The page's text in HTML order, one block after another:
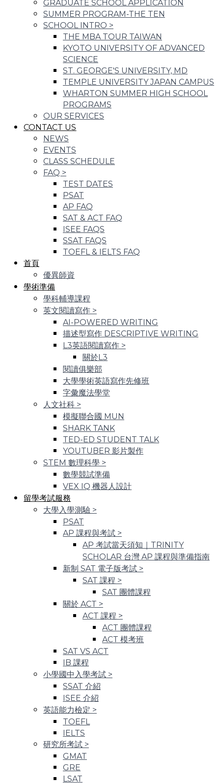
GRADUATE SCHOOL APPLICATION
SUMMER PROGRAM-THE TEN
SCHOOL INTRO >
THE MBA TOUR TAIWAN
KYOTO UNIVERSITY OF ADVANCED
SCIENCE
ST. GEORGE'S UNIVERSITY, MD
TEMPLE UNIVERSITY JAPAN CAMPUS
WHARTON SUMMER HIGH SCHOOL
PROGRAMS
OUR SERVICES
CONTACT US
NEWS
EVENTS
CLASS SCHEDULE
FAQ >
TEST DATES
PSAT
AP FAQ
SAT & ACT FAQ
ISEE FAQS
SSAT FAQS
TOEFL & IELTS FAQ
首頁
優異師資
學術準備
學科輔導課程
英文閱讀寫作 >
AI-POWERED WRITING
描述型寫作 DESCRIPTIVE WRITING
L3英語閱讀寫作 >
關於L3
閱讀俱樂部
大學學術英語寫作先修班
字彙魔法學堂
人文社科 >
模擬聯合國 MUN
SHARK TANK
TED-ED STUDENT TALK
YOUTUBER 影片製作
STEM 數理科學 >
數學競試準備
VEX IQ 機器人設計
留學考試服務
大學入學測驗 >
PSAT
AP 課程與考試 >
AP 考試當天須知｜TRINITY
SCHOLAR 台灣 AP 課程與準備指南
新制 SAT 電子版考試 >
SAT 課程 >
SAT 團體課程
關於 ACT >
ACT 課程 >
ACT 團體課程
ACT 模考班
SAT VS ACT
IB 課程
小學國中入學考試 >
SSAT 介紹
ISEE 介紹
英語能力檢定 >
TOEFL
IELTS
研究所考試 >
GMAT
GRE
LSAT